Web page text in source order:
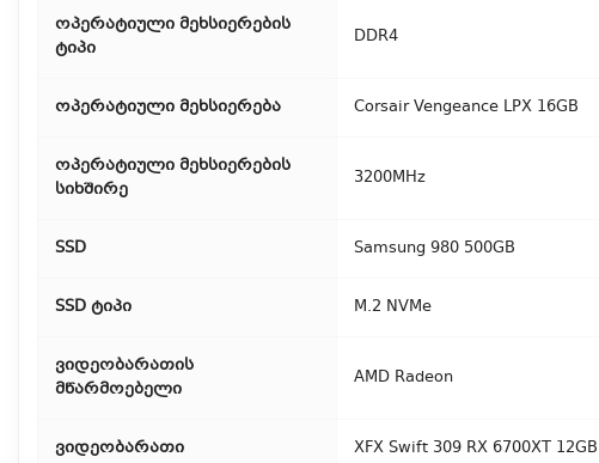
ოპერატიული მეხსიერების
ტიპი
DDR4
ოპერატიული მეხსიერება Corsair Vengeance LPX 16GB
ოპერატიული მეხსიერების
სიხშირე
3200MHz
SSD Samsung 980 500GB
SSD ტიპი M.2 NVMe
ვიდეობარათის
მწარმოებელი
AMD Radeon
ვიდეობარათი XFX Swift 309 RX 6700XT 12GB